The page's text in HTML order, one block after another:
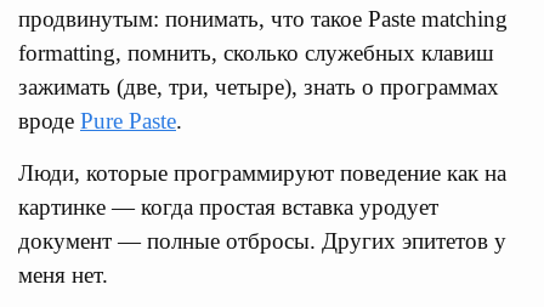
продвинутым: понимать, что такое Paste matching
formatting, помнить, сколько служебных клавиш
зажимать (две, три, четыре), знать о программах
вроде Pure Paste.
Люди, которые программируют поведение как на
картинке — когда простая вставка уродует
документ — полные отбросы. Других эпитетов у
меня нет.